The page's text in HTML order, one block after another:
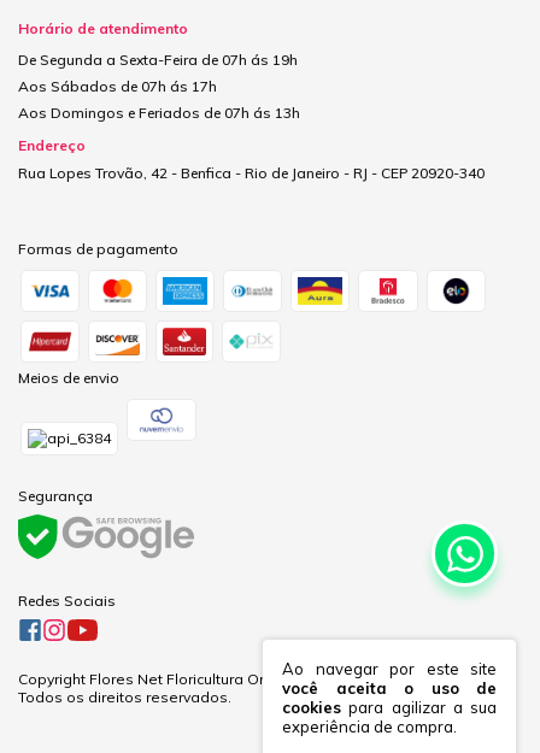
Ao navegar por este site
você aceita o uso de
cookies para agilizar a sua
experiência de compra.
Horário de atendimento
De Segunda a Sexta-Feira de 07h ás 19h
Aos Sábados de 07h ás 17h
Aos Domingos e Feriados de 07h ás 13h
Endereço
Rua Lopes Trovão, 42 - Benfica - Rio de Janeiro - RJ - CEP 20920-340
Formas de pagamento
Meios de envio
Segurança
Redes Sociais
Copyright Flores Net Floricultura Online Ltda - 60281691000170 - 2026.
Todos os direitos reservados.